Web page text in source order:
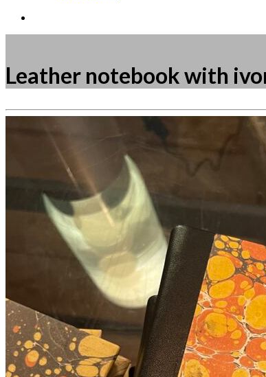
Leather notebook with
Måske kunne nogle af disse produkter have
Add to Wishlist